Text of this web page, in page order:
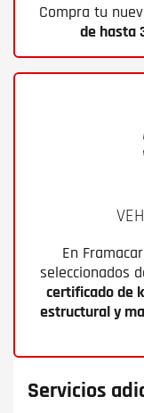
Compra tu
de hasta
En
seleccionados
certificado de
estructural y
Servicios